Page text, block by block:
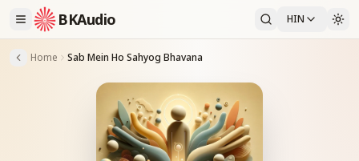
BKAudio HIN
Home Sab Mein Ho Sahyog Bhavana